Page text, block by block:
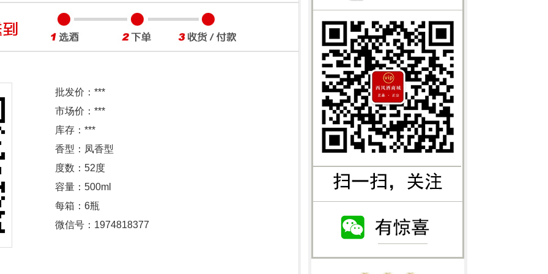
批发价： ***
市场价： ***
库存： ***
香型：凤香型
度数：52度
容量：500ml
每箱：6瓶
微信号：1974818377